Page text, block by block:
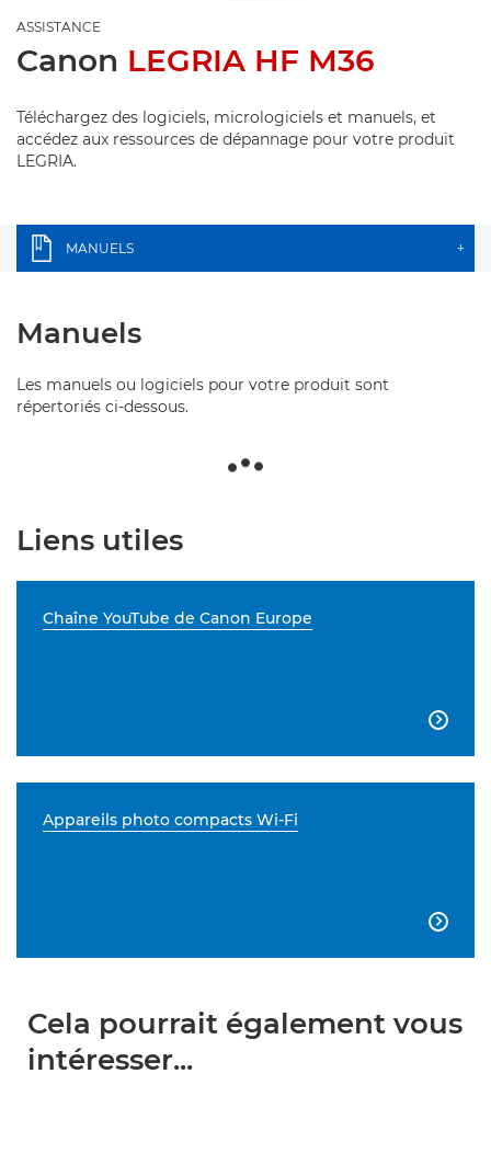
ASSISTANCE
Canon LEGRIA HF M36
Téléchargez des logiciels, micrologiciels et manuels, et
accédez aux ressources de dépannage pour votre produit
LEGRIA.
MANUELS +
Manuels
Les manuels ou logiciels pour votre produit sont
répertoriés ci-dessous.
Liens utiles
Chaîne YouTube de Canon Europe

Appareils photo compacts Wi-Fi

Cela pourrait également vous
intéresser...